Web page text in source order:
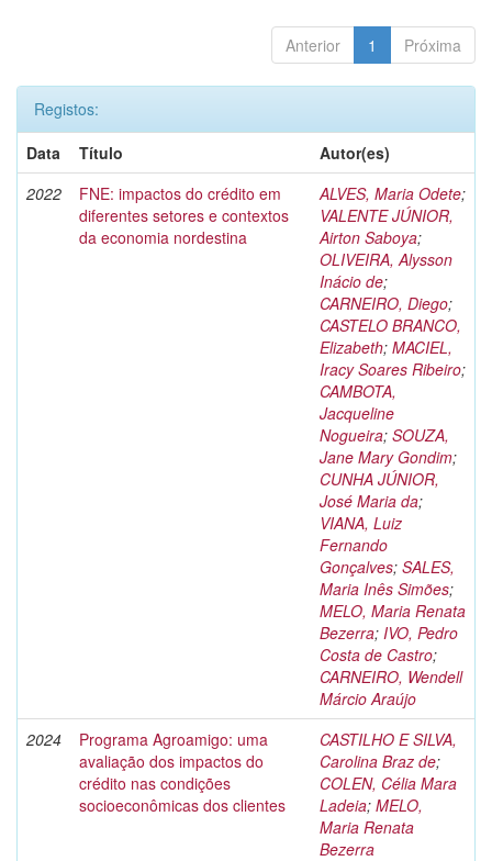
Anterior 1 Próxima
Registos:
Data
Título
Autor(es)
2022
FNE: impactos do crédito em
diferentes setores e contextos
da economia nordestina
ALVES, Maria Odete;
VALENTE JÚNIOR,
Airton Saboya;
OLIVEIRA, Alysson
Inácio de;
CARNEIRO, Diego;
CASTELO BRANCO,
Elizabeth; MACIEL,
Iracy Soares Ribeiro;
CAMBOTA,
Jacqueline
Nogueira; SOUZA,
Jane Mary Gondim;
CUNHA JÚNIOR,
José Maria da;
VIANA, Luiz
Fernando
Gonçalves; SALES,
Maria Inês Simões;
MELO, Maria Renata
Bezerra; IVO, Pedro
Costa de Castro;
CARNEIRO, Wendell
Márcio Araújo
2024
Programa Agroamigo: uma
avaliação dos impactos do
crédito nas condições
socioeconômicas dos clientes
CASTILHO E SILVA,
Carolina Braz de;
COLEN, Célia Mara
Ladeia; MELO,
Maria Renata
Bezerra